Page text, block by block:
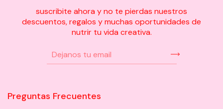
suscribite ahora y no te pierdas nuestros
descuentos, regalos y muchas oportunidades de
nutrir tu vida creativa.
Preguntas Frecuentes